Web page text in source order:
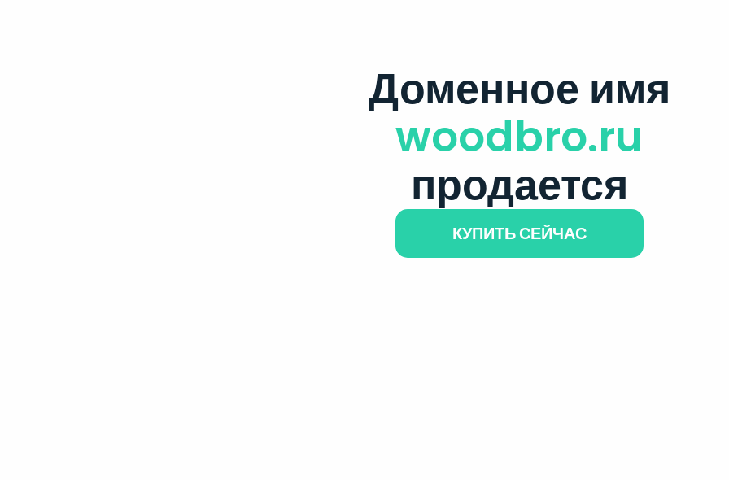
Доменное имя
woodbro.ru
продается
КУПИТЬ СЕЙЧАС